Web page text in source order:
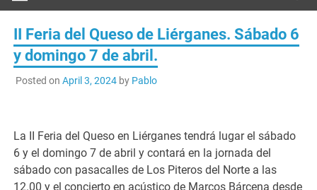
Cantabria de
Pablo de la
II Feria del Queso de Liérganes. Sábado 6
y domingo 7 de abril.
Posted on April 3, 2024by Pablo
La II Feria del Queso en Liérganes tendrá lugar el sábado
6 y el domingo 7 de abril y contará en la jornada del
sábado con pasacalles de Los Piteros del Norte a las
12.00 y el concierto en acústico de Marcos Bárcena desde